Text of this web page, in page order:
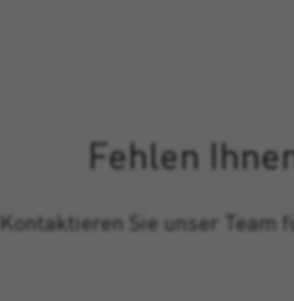
Fehlen
Kontaktieren Sie unser Team